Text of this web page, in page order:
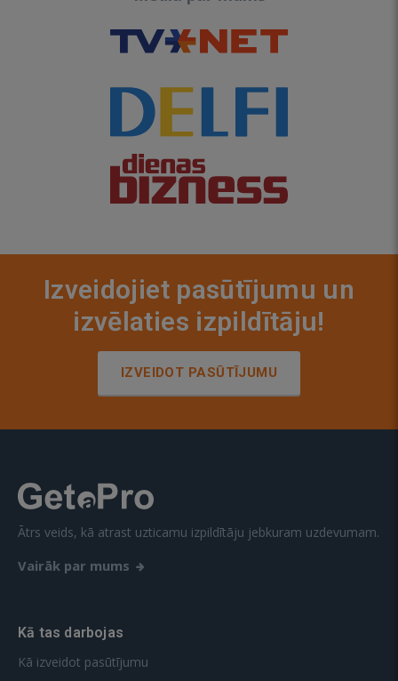
Izveidojiet pasūtījumu un
izvēlaties izpildītāju!
IZVEIDOT PASŪTĪJUMU
Ātrs veids, kā atrast uzticamu izpildītāju jebkuram uzdevumam.
Vairāk par mums
Kā tas darbojas
Kā izveidot pasūtījumu